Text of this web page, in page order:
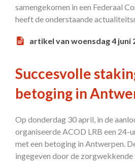
samengekomen in een Federaal
heeft de onderstaande
artikel van woensdag 4 juni
Succesvolle
betoging in
Op donderdag 30 april, in de
organiseerde ACOD LRB een 24-
met een betoging in Antwerpen.
ingegeven door de